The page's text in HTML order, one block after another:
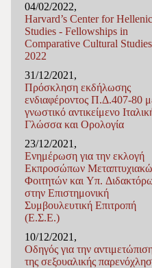
04/02/2022,
Harvard’s Center for Hellenic
Studies - Fellowships in
Comparative Cultural Studies
2022
31/12/2021,
Πρόσκληση εκδήλωσης
ενδιαφέροντος Π.Δ.407-80 με
γνωστικό αντικείμενο
Γλώσσα και Ορολογία
23/12/2021,
Ενημέρωση για την εκλογή
Εκπροσώπων
Φοιτητών και Υπ.
στην Επιστημονική
Συμβουλευτική Επιτροπή
(Ε.Σ.Ε.)
10/12/2021,
Οδηγός για την
της σεξουαλικής